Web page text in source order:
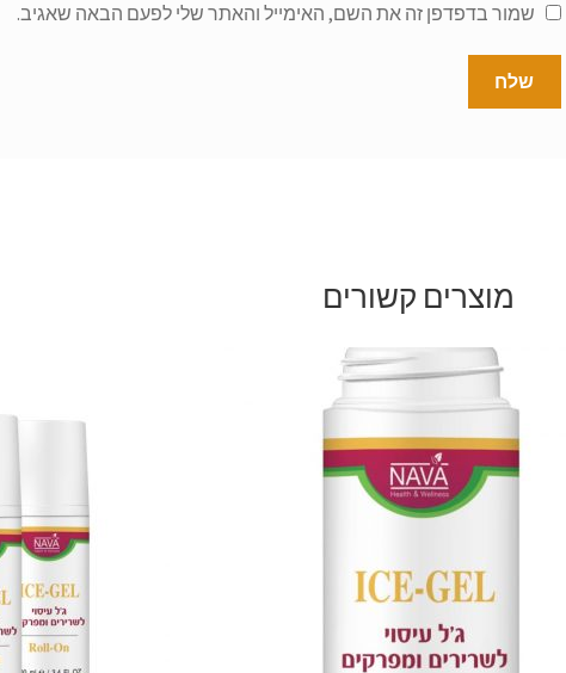
שמור בדפדפן זה את השם, האימייל והאתר שלי לפעם הבאה שאגיב.
מוצרים קשורים